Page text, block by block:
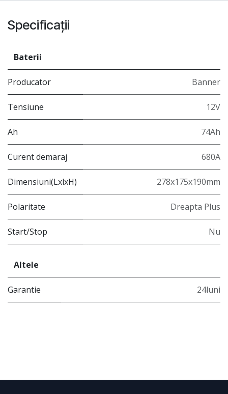
Specificații
Baterii
Producator Banner
Tensiune 12V
Ah 74Ah
Curent demaraj 680A
Dimensiuni(LxlxH) 278x175x190mm
Polaritate Dreapta Plus
Start/Stop Nu
Altele
Garantie 24luni